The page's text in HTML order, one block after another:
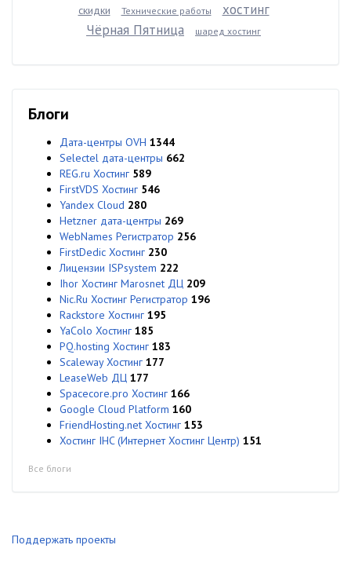
скидки
Технические работы
хостинг
Чёрная Пятница
шаред хостинг
Блоги
Дата-центры OVH 1344
Selectel дата-центры 662
REG.ru Хостинг 589
FirstVDS Хостинг 546
Yandex Cloud 280
Hetzner дата-центры 269
WebNames Регистратор 256
FirstDedic Хостинг 230
Лицензии ISPsystem 222
Ihor Хостинг Marosnet ДЦ 209
Nic.Ru Хостинг Регистратор 196
Rackstore Хостинг 195
YaColo Хостинг 185
PQ.hosting Хостинг 183
Scaleway Хостинг 177
LeaseWeb ДЦ 177
Spacecore.pro Хостинг 166
Google Cloud Platform 160
FriendHosting.net Хостинг 153
Хостинг IHC (Интернет Хостинг Центр) 151
Все блоги
Поддержать проекты